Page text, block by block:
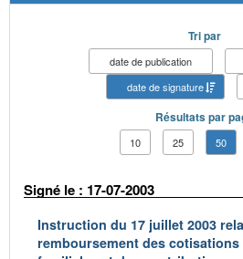
Tri par
date de publication
date de signature
Résultats par
10 25 50
Signé le : 17-07-2003
Instruction du 17 juillet 2003
remboursement des